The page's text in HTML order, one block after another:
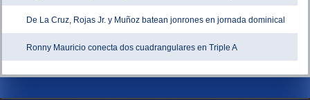
De La Cruz, Rojas Jr. y Muñoz batean jonrones en jornada dominical
Ronny Mauricio conecta dos cuadrangulares en Triple A